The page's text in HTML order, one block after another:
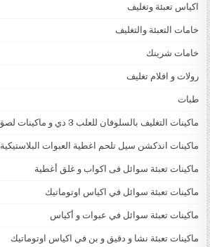
اكياس تعبئة وتغليف
خامات التعبئة والتغليف
خامات شرينك
رولات و افلام تغليف
طبات
ماكينات التغليف بالسلوفان للعلب 3 دي و ماكينات لصق ليبل
ماكينات اندكشن سيل تلحم اغطية العبوات البلاستيكية
ماكينات تعبئة سوائل فى اكواب و غلق أغطية
ماكينات تعبئة سوائل في اكياس اوتوماتيك
ماكينات تعبئة سوائل في عبوات و أكياس
ماكينات تعبئة نشا و دقيق و بن في اكياس اوتوماتيك